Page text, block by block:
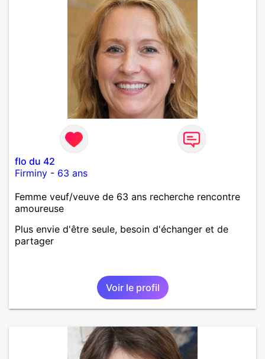
flo du 42
Firminy - 63 ans
Femme veuf/veuve de 63 ans recherche rencontre
amoureuse
Plus envie d'être seule, besoin d'échanger et de
partager
Voir le profil